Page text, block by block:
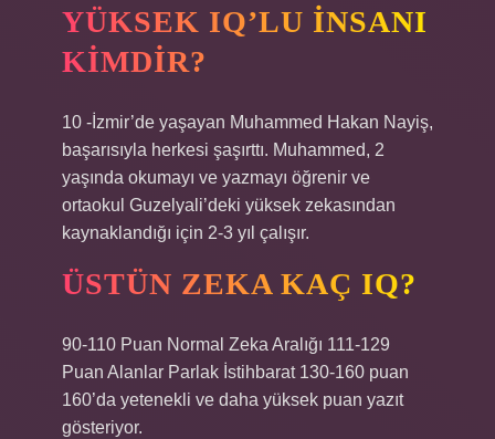
YÜKSEK IQ’LU INSANI
KIMDIR?
10 -İzmir’de yaşayan Muhammed Hakan Nayiş,
başarısıyla herkesi şaşırttı. Muhammed, 2
yaşında okumayı ve yazmayı öğrenir ve
ortaokul Guzelyali’deki yüksek zekasından
kaynaklandığı için 2-3 yıl çalışır.
ÜSTÜN ZEKA KAÇ IQ?
90-110 Puan Normal Zeka Aralığı 111-129
Puan Alanlar Parlak İstihbarat 130-160 puan
160’da yetenekli ve daha yüksek puan yazıt
gösteriyor.